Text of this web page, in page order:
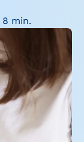
min.